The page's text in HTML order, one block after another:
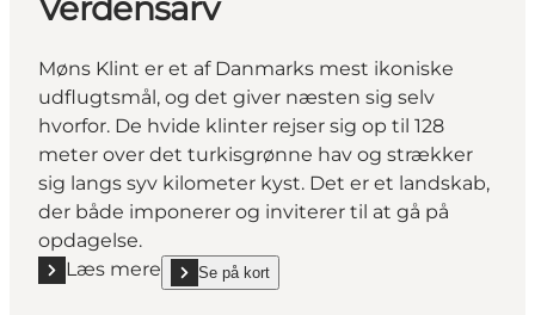
Verdensarv
Møns Klint er et af Danmarks mest ikoniske
udflugtsmål, og det giver næsten sig selv
hvorfor. De hvide klinter rejser sig op til 128
meter over det turkisgrønne hav og strækker
sig langs syv kilometer kyst. Det er et landskab,
der både imponerer og inviterer til at gå på
opdagelse.
Læs mere
Læs mere "Møns Klint UNESCO Verdensarv"
Se på kort
show Møns Klint UNESCO Verdensarv on_map